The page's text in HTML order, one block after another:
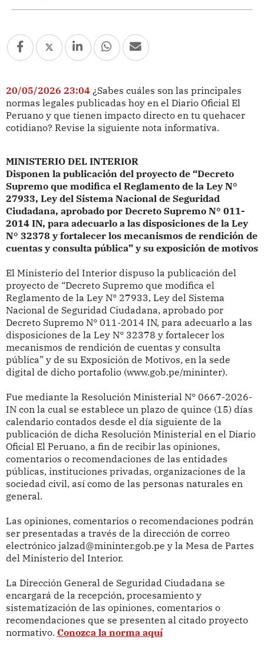
20/05/2026 23:04 ¿Sabes cuáles son las principales
normas legales publicadas hoy en el Diario Oficial El
Peruano y que tienen impacto directo en tu quehacer
cotidiano? Revise la siguiente nota informativa.
MINISTERIO DEL INTERIOR
Disponen la publicación del proyecto de “Decreto
Supremo que modifica el Reglamento de la Ley N°
27933, Ley del Sistema Nacional de Seguridad
Ciudadana, aprobado por Decreto Supremo N° 011-
2014 IN, para adecuarlo a las disposiciones de la Ley
N° 32378 y fortalecer los mecanismos de rendición de
cuentas y consulta pública” y su exposición de motivos
El Ministerio del Interior dispusola publicación del
proyecto de “Decreto Supremo que modifica el
Reglamento de la Ley N° 27933, Ley del Sistema
Nacional de Seguridad Ciudadana, aprobado por
Decreto Supremo N° 011-2014 IN, para adecuarlo a las
disposiciones de la Ley N° 32378 y fortalecer los
mecanismos de rendición de cuentas y consulta
pública” y de su Exposición de Motivos, en la sede
digital de dicho portafolio (www.gob.pe/mininter).
Fue mediante la Resolución Ministerial N° 0667-2026-
INcon la cual se establece un plazo de quince (15) días
calendario contados desde el día siguiente de la
publicación de dicha Resolución Ministerial en el Diario
Oficial El Peruano, a fin de recibir las opiniones,
comentarios o recomendaciones de las entidades
públicas, instituciones privadas, organizaciones de la
sociedad civil, así como de las personas naturales en
general.
Las opiniones, comentarios o recomendaciones podrán
ser presentadas a través de la dirección de correo
electrónico jalzad@mininter.gob.pe y la Mesa de Partes
del Ministerio del Interior.
La Dirección General de Seguridad Ciudadana se
encargará de la recepción, procesamiento y
sistematización de las opiniones, comentarios o
recomendaciones que se presenten al citado proyecto
normativo. Conozca la norma aquí